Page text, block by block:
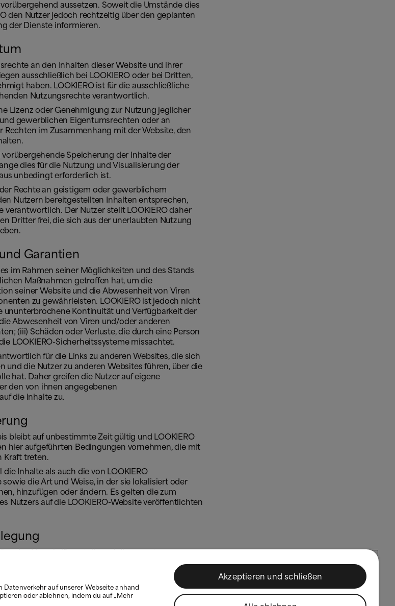
aussetzen. Soweit die Umstände dies
den Nutzer jedoch rechtzeitig über den geplanten
der Dienste informieren.
an den Inhalten dieser Website und ihrer
ausschließlich bei LOOKIERO oder bei Dritten,
haben. LOOKIERO ist für die ausschließliche
Nutzungsrechte verantwortlich.
Lizenz oder Genehmigung zur Nutzung jeglicher
gewerblichen Eigentumsrechten oder an
Rechten im Zusammenhang mit der Website, den
vorübergehende Speicherung der Inhalte der
dies für die Nutzung und Visualisierung der
unbedingt erforderlich ist.
Rechte an geistigem oder gewerblichem
Nutzern bereitgestellten Inhalten entsprechen,
verantwortlich. Der Nutzer stellt LOOKIERO daher
Dritter frei, die sich aus der unerlaubten Nutzung
Garantien
es im Rahmen seiner Möglichkeiten und des Stands
Maßnahmen getroffen hat, um die
seiner Website und die Abwesenheit von Viren
zu gewährleisten. LOOKIERO ist jedoch nicht
ununterbrochene Kontinuität und Verfügbarkeit der
Abwesenheit von Viren und/oder anderen
(iii) Schäden oder Verluste, die durch eine Person
LOOKIERO-Sicherheitssysteme missachtet.
für die Links zu anderen Websites, die sich
und die Nutzer zu anderen Websites führen, über die
hat. Daher greifen die Nutzer auf eigene
den von ihnen angegebenen
die Inhalte zu.
bleibt auf unbestimmte Zeit gültig und LOOKIERO
hier aufgeführten Bedingungen vornehmen, die mit
Kraft treten.
die Inhalte als auch die von LOOKIERO
die Art und Weise, in der sie lokalisiert oder
hinzufügen oder ändern. Es gelten die zum
Nutzers auf die LOOKIERO-Website veröffentlichten
Vorschriften stellen wir Ihnen unter
European Union Dispute Resolution
Datenverkehr auf unserer Webseite anhand
oder ablehnen, indem du auf „Mehr
Akzeptieren und schließen